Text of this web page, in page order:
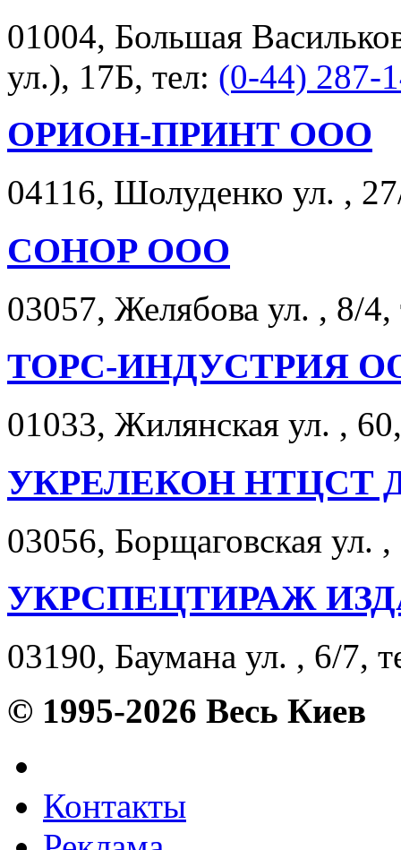
01004, Большая
ул.), 17Б, тел: (0-44) 287-
ОРИОН-ПРИНТ ООО
04116, Шолуденко ул. ,
СОНОР ООО
03057, Желябова ул. , 8/
ТОРС-ИНДУСТРИЯ
01033, Жилянская ул. ,
УКРЕЛЕКОН НТЦСТ
03056, Борщаговская ул.
УКРСПЕЦТИРАЖ
03190, Баумана ул. , 6/7,
© 1995-2026 Весь Киев
Контакты